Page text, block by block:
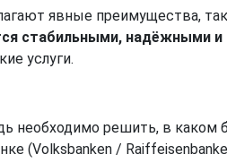
явные преимущества,
стабильными, надёжными
услуги.
необходимо решить, в каком
(Volksbanken /